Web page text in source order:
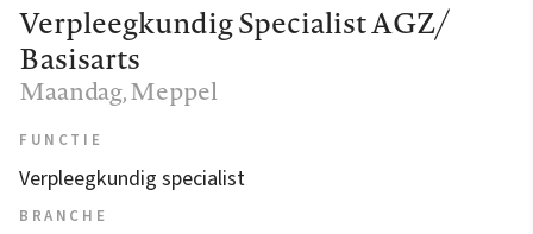
Verpleegkundig Specialist AGZ/
Basisarts
Maandag, Meppel
FUNCTIE
Verpleegkundig specialist
BRANCHE